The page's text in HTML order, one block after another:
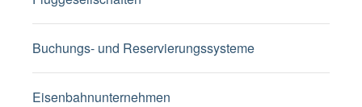
Buchungs- und Reservierungssysteme
Eisenbahnunternehmen